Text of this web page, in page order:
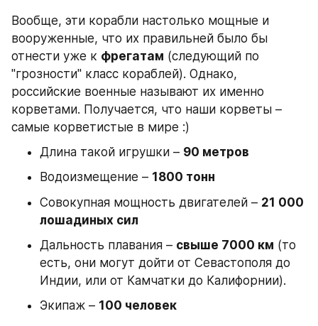
Вообще, эти корабли настолько мощные и
вооруженные, что их правильней было бы
отнести уже к фрегатам (следующий по
"грозности" класс кораблей). Однако,
российские военные называют их именно
корветами. Получается, что наши корветы –
самые корветистые в мире :)
Длина такой игрушки – 90 метров
Водоизмещение – 1800 тонн
Совокупная мощность двигателей – 21 000
лошадиных сил
Дальность плавания – свыше 7000 км (то
есть, они могут дойти от Севастополя до
Индии, или от Камчатки до Калифорнии).
Экипаж – 100 человек